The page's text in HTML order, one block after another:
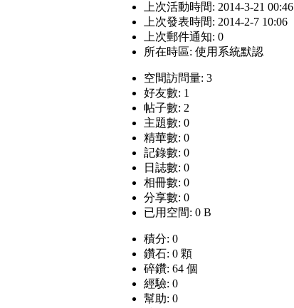
上次活動時間: 2014-3-21 00:46
上次發表時間: 2014-2-7 10:06
上次郵件通知: 0
所在時區: 使用系統默認
空間訪問量: 3
好友數: 1
帖子數: 2
主題數: 0
精華數: 0
記錄數: 0
日誌數: 0
相冊數: 0
分享數: 0
已用空間: 0 B
積分: 0
鑽石: 0 顆
碎鑽: 64 個
經驗: 0
幫助: 0